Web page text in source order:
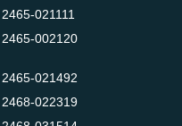
2465-021111
2465-002120
2465-021492
2468-022319